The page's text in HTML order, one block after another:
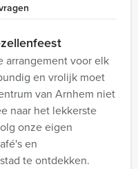
arrangement voor elk
en vrolijk moet
van Arnhem niet
naar het lekkerste
onze eigen
en
te ontdekken.